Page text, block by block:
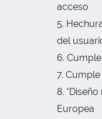
acceso
del
Cumple
Cumple
Europea